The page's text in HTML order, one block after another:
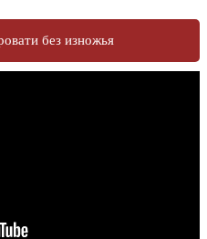
без изножья